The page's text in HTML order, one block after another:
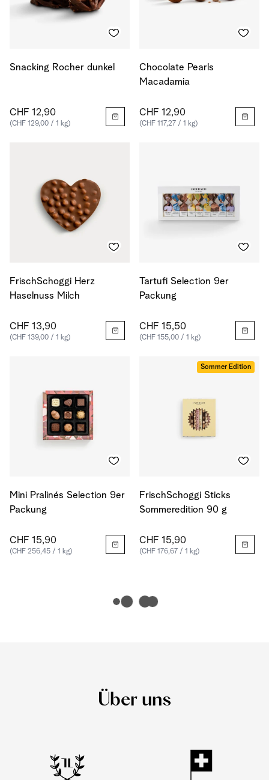
Snacking Rocher dunkel
CHF 12,90
(CHF 129,00 / 1 kg)
Chocolate Pearls
Macadamia
CHF 12,90
(CHF 117,27 / 1 kg)
FrischSchoggi Herz
Haselnuss Milch
CHF 13,90
(CHF 139,00 / 1 kg)
Tartufi Selection 9er
Packung
CHF 15,50
(CHF 155,00 / 1 kg)
Mini Pralinés Selection 9er
Packung
CHF 15,90
(CHF 256,45 / 1 kg)
Sommer Edition
FrischSchoggi Sticks
Sommeredition 90 g
CHF 15,90
(CHF 176,67 / 1 kg)
Über uns